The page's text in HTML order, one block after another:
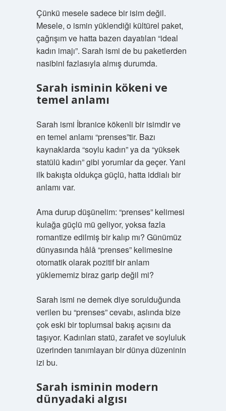
Çünkü mesele sadece bir isim değil.
Mesele, o ismin yüklendiği kültürel paket,
çağrışım ve hatta bazen dayatılan “ideal
kadın imajı”. Sarah ismi de bu paketlerden
nasibini fazlasıyla almış durumda.
Sarah isminin kökeni ve
temel anlamı
Sarah ismi İbranice kökenli bir isimdir ve
en temel anlamı “prenses”tir. Bazı
kaynaklarda “soylu kadın” ya da “yüksek
statülü kadın” gibi yorumlar da geçer. Yani
ilk bakışta oldukça güçlü, hatta iddialı bir
anlamı var.
Ama durup düşünelim: “prenses” kelimesi
kulağa güçlü mü geliyor, yoksa fazla
romantize edilmiş bir kalıp mı? Günümüz
dünyasında hâlâ “prenses” kelimesine
otomatik olarak pozitif bir anlam
yüklememiz biraz garip değil mi?
Sarah ismi ne demek diye sorulduğunda
verilen bu “prenses” cevabı, aslında bize
çok eski bir toplumsal bakış açısını da
taşıyor. Kadınları statü, zarafet ve soyluluk
üzerinden tanımlayan bir dünya düzeninin
izi bu.
Sarah isminin modern
dünyadaki algısı